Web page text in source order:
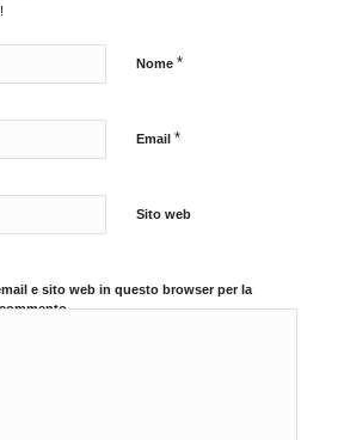
Nome *
Email *
Sito web
e sito web in questo browser per la